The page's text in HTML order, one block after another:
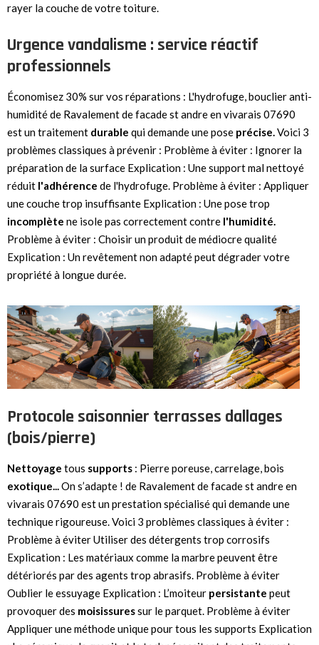
rayer la couche de votre toiture.
Urgence vandalisme : service réactif
professionnels
Économisez 30% sur vos réparations : L'hydrofuge, bouclier anti-
humidité de Ravalement de facade st andre en vivarais 07690
est un traitement durable qui demande une pose précise.Voici 3
problèmes classiques à prévenir : Problème à éviter : Ignorer la
préparation de la surface Explication : Une support mal nettoyé
réduit l'adhérence de l'hydrofuge. Problème à éviter : Appliquer
une couche trop insuffisante Explication : Une pose trop
incomplète ne isole pas correctement contre l'humidité.
Problème à éviter : Choisir un produit de médiocre qualité
Explication : Un revêtement non adapté peut dégrader votre
propriété à longue durée.
Protocole saisonnier terrasses dallages
(bois/pierre)
Nettoyage tous supports : Pierre poreuse, carrelage, bois
exotique...On s’adapte ! de Ravalement de facade st andre en
vivarais 07690 est un prestation spécialisé qui demande une
technique rigoureuse. Voici 3 problèmes classiques à éviter :
Problème à éviter Utiliser des détergents trop corrosifs
Explication : Les matériaux comme la marbre peuvent être
détériorés par des agents trop abrasifs. Problème à éviter
Oublier le essuyage Explication : L’moiteur persistante peut
provoquer des moisissuressur le parquet. Problème à éviter
Appliquer une méthode unique pour tous les supports Explication